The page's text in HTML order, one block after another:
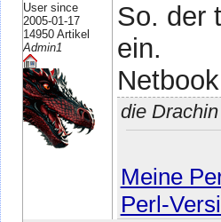
User since
2005-01-17
14950 Artikel
Admin1
So. der
ein.
die
Meine
Perl-